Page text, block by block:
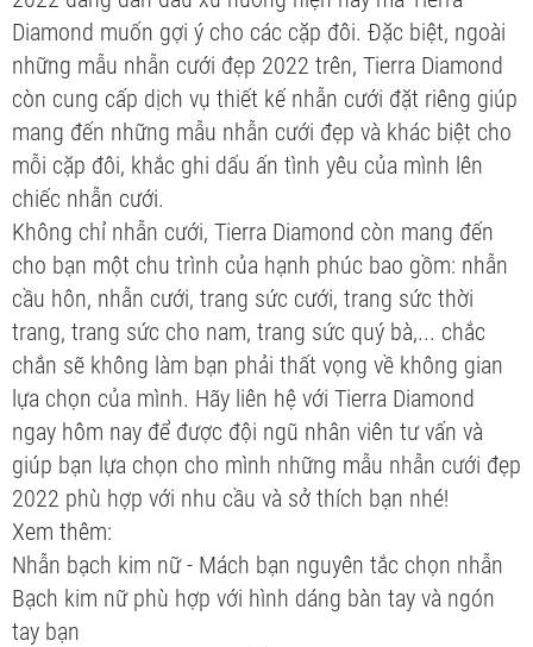
Diamond muốn gợi ý cho các cặp đôi. Đặc biệt, ngoài
những mẫu nhẫn cưới đẹp 2022 trên, Tierra Diamond
còn cung cấp dịch vụ thiết kế nhẫn cưới đặt riêng giúp
mang đến những mẫu nhẫn cưới đẹp và khác biệt cho
mỗi cặp đôi, khắc ghi dấu ấn tình yêu của mình lên
chiếc nhẫn cưới.
Không chỉ nhẫn cưới, Tierra Diamond còn mang đến
cho bạn một chu trình của hạnh phúc bao gồm: nhẫn
cầu hôn, nhẫn cưới, trang sức cưới, trang sức thời
trang, trang sức cho nam, trang sức quý bà,... chắc
chắn sẽ không làm bạn phải thất vọng về không gian
lựa chọn của mình. Hãy liên hệ với Tierra Diamond
ngay hôm nay để được đội ngũ nhân viên tư vấn và
giúp bạn lựa chọn cho mình những mẫu nhẫn cưới đẹp
2022 phù hợp với nhu cầu và sở thích bạn nhé!
Xem thêm:
Nhẫn bạch kim nữ - Mách bạn nguyên tắc chọn nhẫn
Bạch kim nữ phù hợp với hình dáng bàn tay và ngón
tay bạn